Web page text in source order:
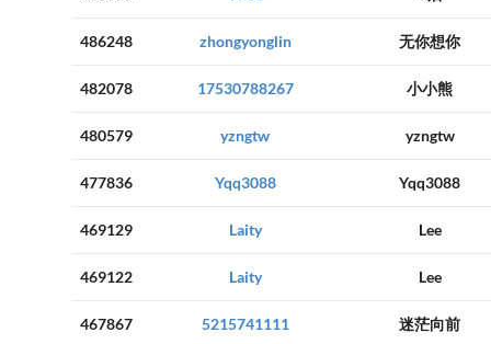
486248 zhongyonglin 无你想你
482078 17530788267 小小熊
480579 yzngtw yzngtw
477836 Yqq3088 Yqq3088
469129 Laity Lee
469122 Laity Lee
467867 5215741111 迷茫向前